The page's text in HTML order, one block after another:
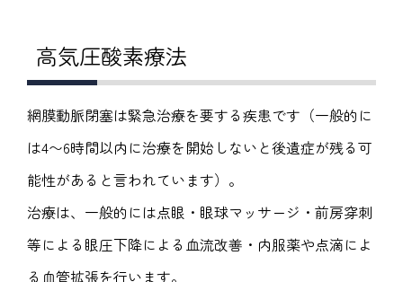
高気圧酸素療法
網膜動脈閉塞は緊急治療を要する疾患です（一般的に
は4〜6時間以内に治療を開始しないと後遺症が残る可
能性があると言われています）。
治療は、一般的には点眼・眼球マッサージ・前房穿刺
等による眼圧下降による血流改善・内服薬や点滴によ
る血管拡張を行います。